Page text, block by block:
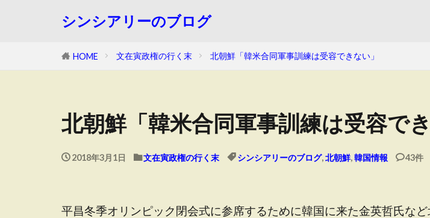
シンシアリーのブログ
HOME 文在寅政権の行く末 北朝鮮「韓米合同軍事訓練は受容できない」
北朝鮮「韓米合同軍事訓練は受容でき
2018年3月1日 文在寅政権の行く末 シンシアリーのブログ,北朝鮮,韓国情報 43件
平昌冬季オリンピック閉会式に参席するために韓国に来た金英哲氏な